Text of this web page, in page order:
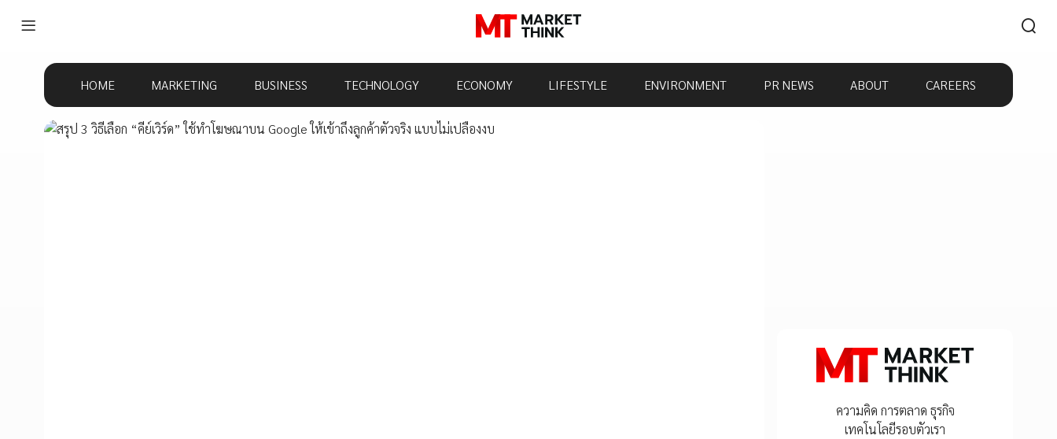
HOME MARKETING BUSINESS TECHNOLOGY ECONOMY LIFESTYLE ENVIRONMENT PR NEWS ABOUT CAREERS
ความคิด การตลาด ธุรกิจ
เทคโนโลยีรอบตัวเรา